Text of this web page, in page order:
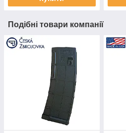
Подібні товари компанії